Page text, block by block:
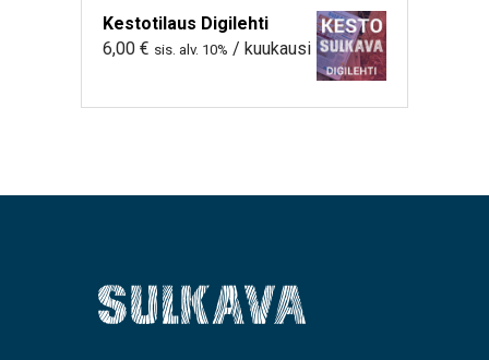
Kestotilaus Digilehti
6,00 € sis. alv. 10% / kuukausi